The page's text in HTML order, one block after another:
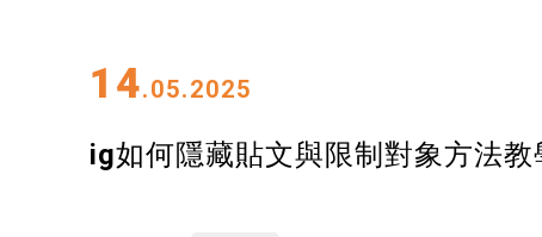
14.05.2025
ig如何隱藏貼文與限制對象方法